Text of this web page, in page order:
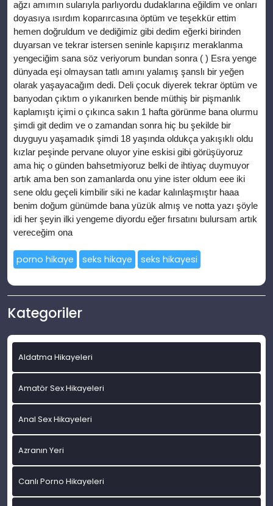
porno hikaye seks hikaye seks hikayesi
Kategoriler
Aldatma Hikayeleri
Amatör Sex Hikayeleri
Anal Sex Hikayeleri
Azranın Yeri
Canlı Porno Hikayeleri